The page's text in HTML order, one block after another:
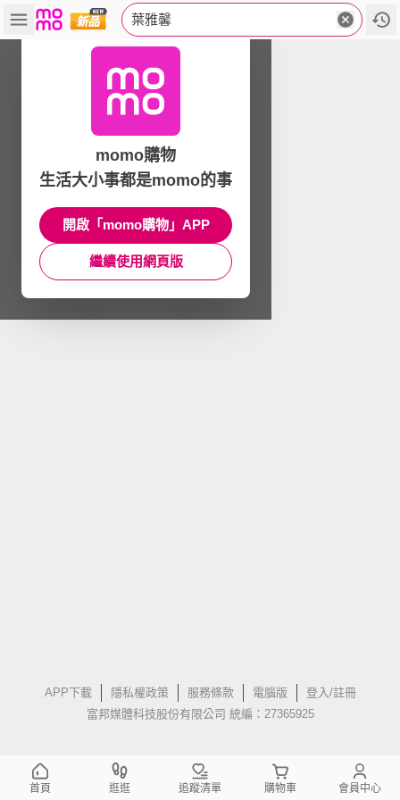
葉雅馨
APP下載 隱私權政策 服務條款 電腦版
登入/註冊
富邦媒體科技股份有限公司 統編：27365925
momo購物
生活大小事都是momo的事
開啟「momo購物」APP
繼續使用網頁版
首頁 逛逛 追蹤清單 購物車 會員中心